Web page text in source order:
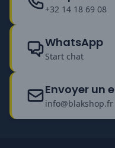
+32 14 18 69 08
WhatsApp
Start chat
Envoyer un
info@blakshop.fr